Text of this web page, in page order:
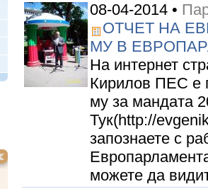
08-04-2014 •
ОТЧЕТ НА
МУ В
На интернет
Кирилов ПЕС е
му за мандата
Тук(http://
запознаете с
можете да